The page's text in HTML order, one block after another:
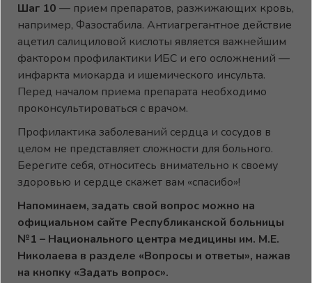
Шаг 10 — прием препаратов, разжижающих кровь,
например, Фазостабила. Антиагрегантное действие
ацетил салициловой кислоты является важнейшим
фактором профилактики ИБС и его осложнений —
инфаркта миокарда и ишемического инсульта.
Перед началом приема препарата необходимо
проконсультироваться с врачом.
Профилактика заболеваний сердца и сосудов в
целом не представляет сложности для больного.
Берегите себя, относитесь внимательно к своему
здоровью и сердце скажет вам «спасибо»!
Напоминаем, задать свой вопрос можно на
официальном сайте Республиканской больницы
№1 – Национального центра медицины им. М.Е.
Николаева в разделе «Вопросы и ответы», нажав
на кнопку «Задать вопрос».